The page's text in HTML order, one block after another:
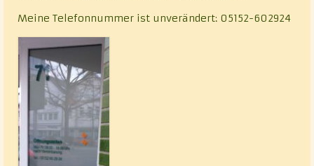
Meine Telefonnummer ist unverändert: 05152-602924